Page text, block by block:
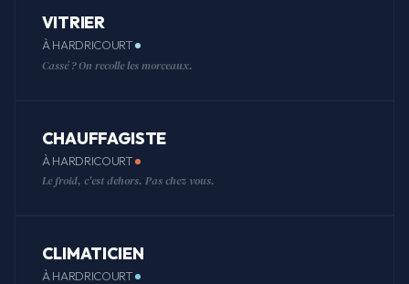
VITRIER
À HARDRICOURT
Cassé ? On recolle les morceaux.
CHAUFFAGISTE
À HARDRICOURT
Le froid, c'est dehors. Pas chez vous.
CLIMATICIEN
À HARDRICOURT